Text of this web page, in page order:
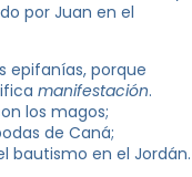
por Juan en el
epifanías, porque
manifestación.
los magos;
de Caná;
bautismo en el Jordán.